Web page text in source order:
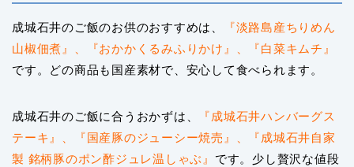
成城石井のご飯のお供のおすすめは、
『淡路島産ちりめん
山椒佃煮』、『おかかくるみふりかけ』、『白菜キムチ』
です。どの商品も国産素材で、安心して食べられます。
成城石井のご飯に合うおかずは、
『成城石井ハンバーグス
テーキ』、『国産豚のジューシー焼売』、『成城石井自家
製 銘柄豚のポン酢ジュレ温しゃぶ』 です。少し贅沢な値段